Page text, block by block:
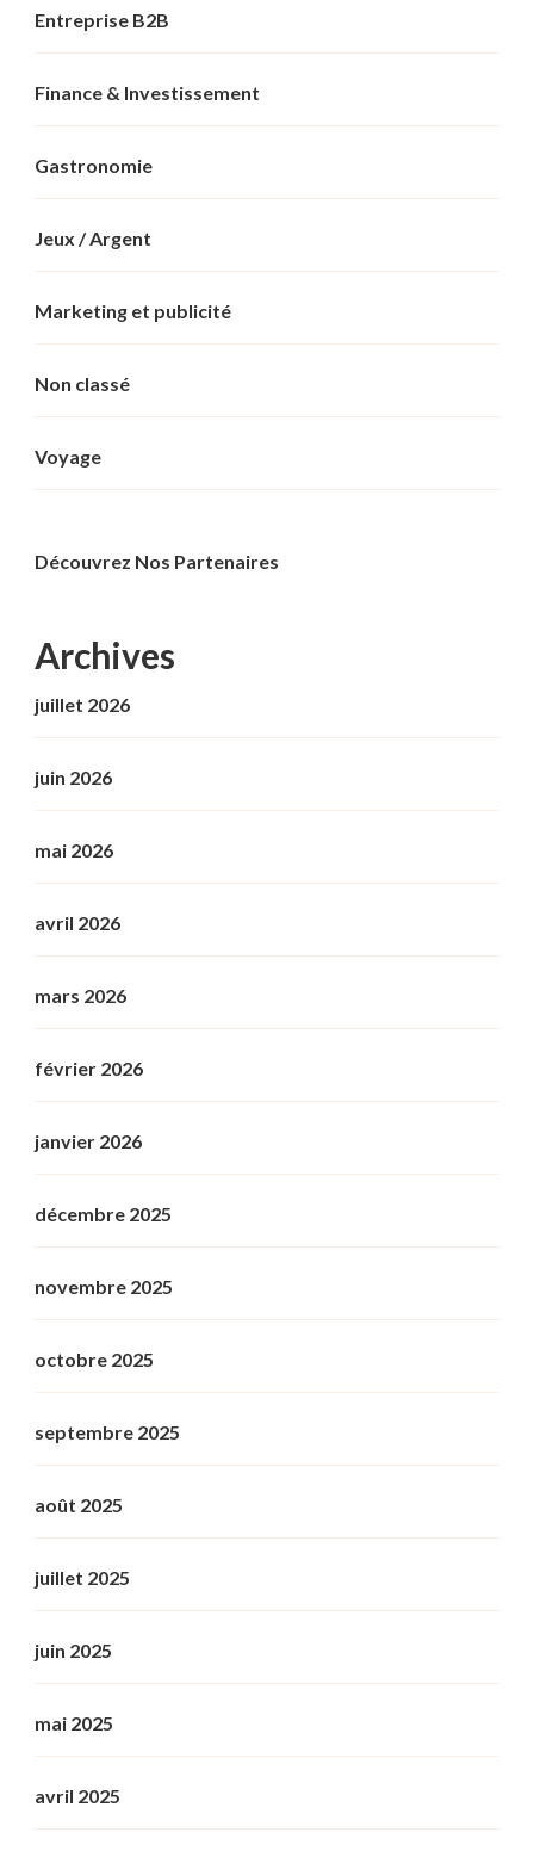
Entreprise B2B
Finance & Investissement
Gastronomie
Jeux / Argent
Marketing et publicité
Non classé
Voyage
Découvrez Nos Partenaires
Archives
juillet 2026
juin 2026
mai 2026
avril 2026
mars 2026
février 2026
janvier 2026
décembre 2025
novembre 2025
octobre 2025
septembre 2025
août 2025
juillet 2025
juin 2025
mai 2025
avril 2025